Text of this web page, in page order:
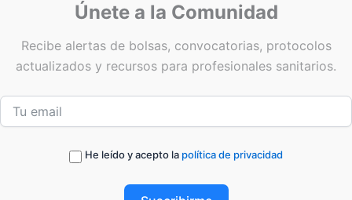
Únete a la Comunidad
Recibe alertas de bolsas, convocatorias, protocolos
actualizados y recursos para profesionales sanitarios.
He leído y acepto la política de privacidad